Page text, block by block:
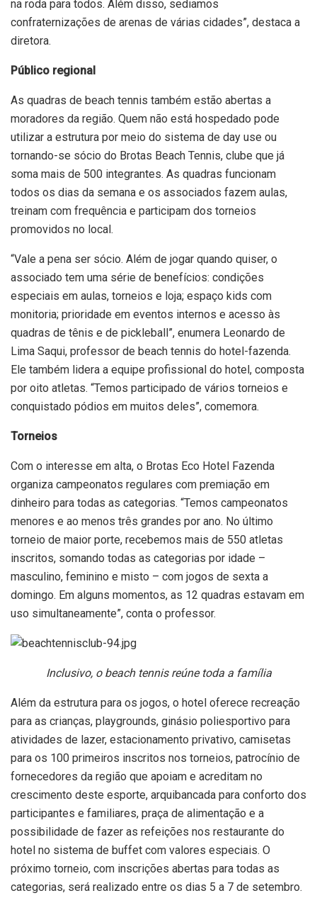
na roda para todos. Além disso, sediamos
confraternizações de arenas de várias cidades”, destaca a
diretora.
Público regional
As quadras de beach tennis também estão abertas a
moradores da região. Quem não está hospedado pode
utilizar a estrutura por meio do sistema de day use ou
tornando-se sócio do Brotas Beach Tennis, clube que já
soma mais de 500 integrantes. As quadras funcionam
todos os dias da semana e os associados fazem aulas,
treinam com frequência e participam dos torneios
promovidos no local.
“Vale a pena ser sócio. Além de jogar quando quiser, o
associado tem uma série de benefícios: condições
especiais em aulas, torneios e loja; espaço kids com
monitoria; prioridade em eventos internos e acesso às
quadras de tênis e de pickleball”, enumera Leonardo de
Lima Saqui, professor de beach tennis do hotel-fazenda.
Ele também lidera a equipe profissional do hotel, composta
por oito atletas. “Temos participado de vários torneios e
conquistado pódios em muitos deles”, comemora.
Torneios
Com o interesse em alta, o Brotas Eco Hotel Fazenda
organiza campeonatos regulares com premiação em
dinheiro para todas as categorias. “Temos campeonatos
menores e ao menos três grandes por ano. No último
torneio de maior porte, recebemos mais de 550 atletas
inscritos, somando todas as categorias por idade –
masculino, feminino e misto – com jogos de sexta a
domingo. Em alguns momentos, as 12 quadras estavam em
uso simultaneamente”, conta o professor.
Inclusivo, o beach tennisreúne toda a família
Além da estrutura para os jogos, o hotel oferece recreação
para as crianças, playgrounds, ginásio poliesportivo para
atividades de lazer, estacionamento privativo, camisetas
para os 100 primeiros inscritos nos torneios, patrocínio de
fornecedores da região que apoiam e acreditam no
crescimento deste esporte, arquibancada para conforto dos
participantes e familiares, praça de alimentação e a
possibilidade de fazer as refeições nos restaurante do
hotel no sistema de buffet com valores especiais. O
próximo torneio, com inscrições abertas para todas as
categorias, será realizado entre os dias 5 a 7 de setembro.